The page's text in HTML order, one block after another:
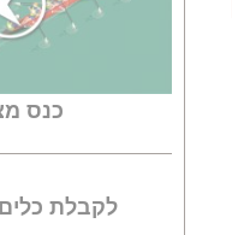
כנס
לקבלת כלים